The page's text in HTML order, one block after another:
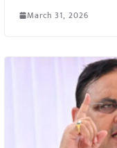
March 31, 2026